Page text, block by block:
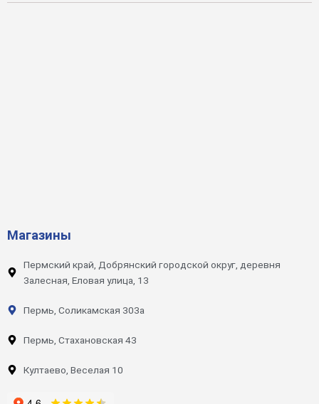
Магазины
Пермский край, Добрянский городской округ, деревня
Залесная, Еловая улица, 13
Пермь, Соликамская 303а
Пермь, Стахановская 43
Култаево, Веселая 10